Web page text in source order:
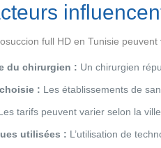
full HD en Tunisie
du chirurgien : Un chirurgien
: Les établissements de
tarifs peuvent varier selon la
utilisées : L’utilisation de